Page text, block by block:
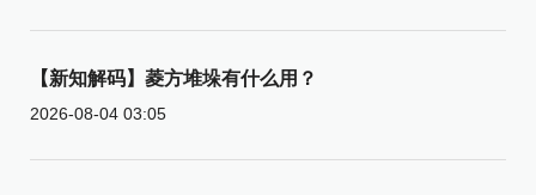
【新知解码】菱方堆垛有什么用？
2026-08-04 03:05